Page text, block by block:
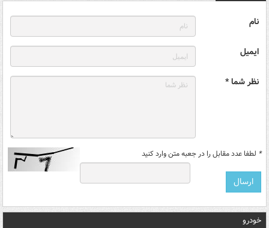
نام
ایمیل
نظر شما *
* لطفا عدد مقابل را در جعبه متن وارد کنید
خودرو